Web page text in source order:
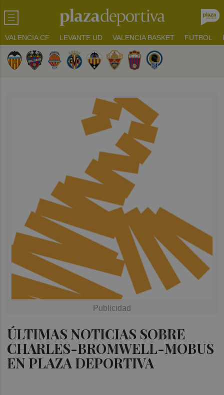
VALENCIA CF LEVANTE UD VALENCIA BASKET FUTBOL
ÚLTIMAS NOTICIAS SOBRE
CHARLES-BROMWELL-MOBUS
EN PLAZA DEPORTIVA